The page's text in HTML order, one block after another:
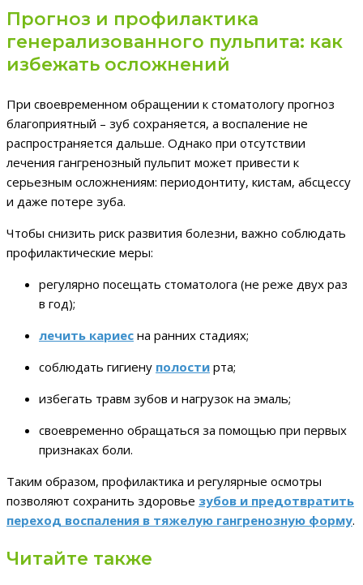
Прогноз и профилактика
генерализованного пульпита: как
избежать осложнений
При своевременном обращении к стоматологу прогноз
благоприятный – зуб сохраняется, а воспаление не
распространяется дальше. Однако при отсутствии
лечения гангренозный пульпит может привести к
серьезным осложнениям: периодонтиту, кистам, абсцессу
и даже потере зуба.
Чтобы снизить риск развития болезни, важно соблюдать
профилактические меры:
регулярно посещать стоматолога (не реже двух раз
в год);
лечить кариес на ранних стадиях;
соблюдать гигиену полости рта;
избегать травм зубов и нагрузок на эмаль;
своевременно обращаться за помощью при первых
признаках боли.
Таким образом, профилактика и регулярные осмотры
позволяют сохранить здоровье зубов и предотвратить
переход воспаления в тяжелую гангренозную форму.
Читайте также